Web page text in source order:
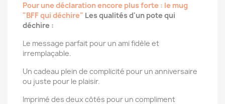
Pour une déclaration encore plus forte : le mug
"BFF qui déchire" Les qualités d'un pote qui
déchire :
Le message parfait pour un ami fidèle et
irremplaçable.
Un cadeau plein de complicité pour un anniversaire
ou juste pour le plaisir.
Imprimé des deux côtés pour un compliment